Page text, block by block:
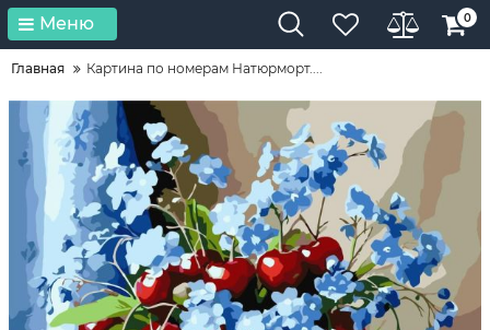
Меню 0
Главная Картина по номерам Натюрморт....